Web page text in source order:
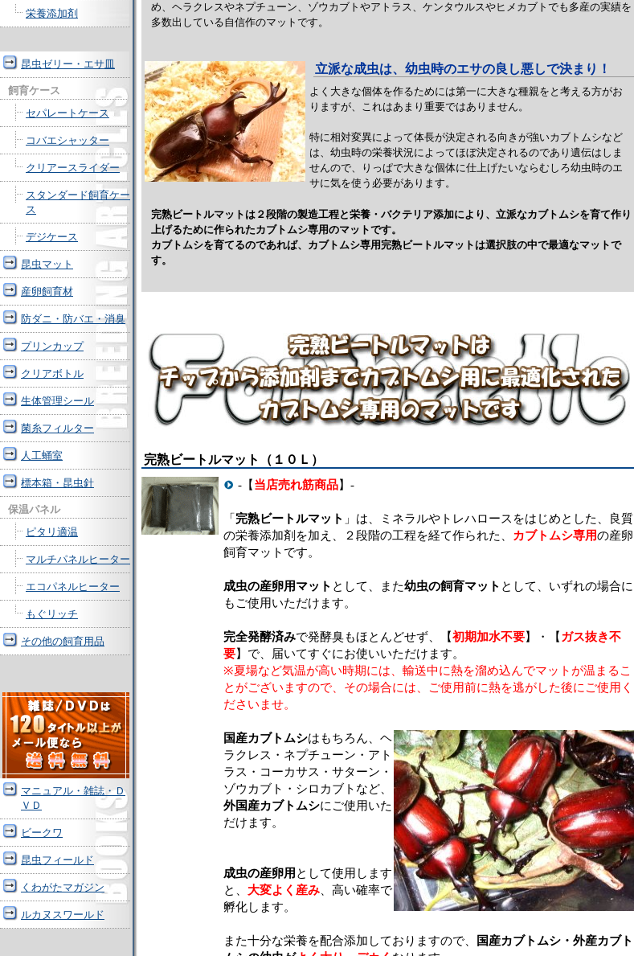
め、ヘラクレスやネプチューン、ゾウカブトやアトラス、ケンタウルスやヒメカブトでも多産の実績を
多数出している自信作のマットです。
立派な成虫は、幼虫時のエサの良し悪しで決まり！
よく大きな個体を作るためには第一に大きな種親をと考える方がお
りますが、これはあまり重要ではありません。
特に相対変異によって体長が決定される向きが強いカブトムシなど
は、幼虫時の栄養状況によってほぼ決定されるのであり遺伝はしま
せんので、りっぱで大きな個体に仕上げたいならむしろ幼虫時のエ
サに気を使う必要があります。
完熟ビートルマットは２段階の製造工程と栄養・バクテリア添加により、立派なカブトムシを育て作り
上げるために作られたカブトムシ専用のマットです。
カブトムシを育てるのであれば、カブトムシ専用完熟ビートルマットは選択肢の中で最適なマットで
す。
完熟ビートルマット（１０Ｌ）
-【 当店売れ筋商品】-
「 完熟ビートルマット 」は、ミネラルやトレハロースをはじめとした、良質
の栄養添加剤を加え、２段階の工程を経て作られた、
カブトムシ専用の産卵
飼育マットです。
成虫の産卵用マット として、また幼虫の飼育マット として、いずれの場合に
もご使用いただけます。
完全発酵済みで発酵臭もほとんどせず、【初期加水不要】・【 ガス抜き不
要】で、届いてすぐにお使いいただけます。
※夏場など気温が高い時期には、輸送中に熱を溜め込んでマットが温まるこ
とがございますので、その場合には、ご使用前に熱を逃がした後にご使用く
ださいませ。
国産カブトムシはもちろん、ヘ
ラクレス・ネプチューン・アト
ラス・コーカサス・サターン・
ゾウカブト・シロカブトなど、
外国産カブトムシにご使用いた
だけます。
成虫の産卵用 として使用します
と、 大変よく産み 、高い確率で
孵化します。
また十分な栄養を配合添加しておりますので、
国産カブトムシ・外産カブト
栄養添加剤
昆虫ゼリー・エサ皿
飼育ケース
セパレートケース
コバエシャッター
クリアースライダー
スタンダード飼育ケー
ス
デジケース
昆虫マット
産卵飼育材
防ダニ・防バエ・消臭
プリンカップ
クリアボトル
生体管理シール
菌糸フィルター
人工蛹室
標本箱・昆虫針
保温パネル
ピタリ適温
マルチパネルヒーター
エコパネルヒーター
もぐリッチ
その他の飼育用品
マニュアル・雑誌・Ｄ
ＶＤ
ビークワ
昆虫フィールド
くわがたマガジン
ルカヌスワールド